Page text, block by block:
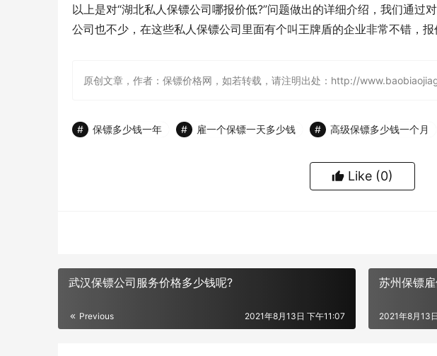
以上是对“湖北私人保镖公司哪报价低?”问题做出的详细介绍，我们通过
公司也不少，在这些私人保镖公司里面有个叫王牌盾的企业非常不错，报
原创文章，作者：保镖价格网，如若转载，请注明出处：http://
保镖多少钱一年 雇一个保镖一天多少钱 高级保镖多少钱一个月
Like (0)
武汉保镖公司服务价格多少钱呢?
Previous 2021年8月13日 下午11:07
苏州保镖
2021年8月13